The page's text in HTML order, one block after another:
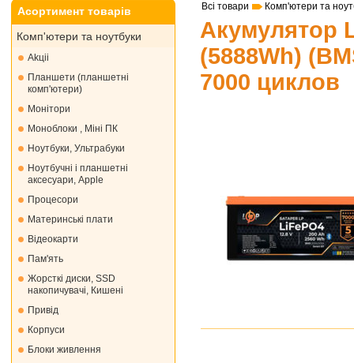
Асортимент товарів
Комп'ютери та ноутбуки
Akціі
Планшети (планшетні
комп'ютери)
Монiтори
Моноблоки , Міні ПК
Ноутбуки, Ультрабуки
Ноутбучні і планшетні
аксесуари, Apple
Процесори
Материнські плати
Відеокарти
Пам'ять
Жорсткі диски, SSD
накопичувачі, Кишені
Привід
Корпуси
Блоки живлення
Всі товари Комп'ютери та
Акумулятор
(5888Wh)
7000 циклов